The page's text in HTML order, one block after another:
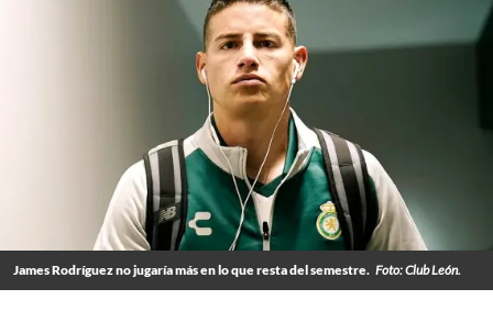
James Rodríguez no jugaría más en lo que resta del semestre. Foto: Club León.